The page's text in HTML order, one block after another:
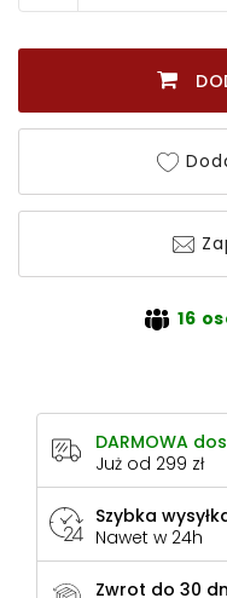
16
DARMOWA
Już od 299 zł
Szybka
Nawet w 24h
Zwrot do 30